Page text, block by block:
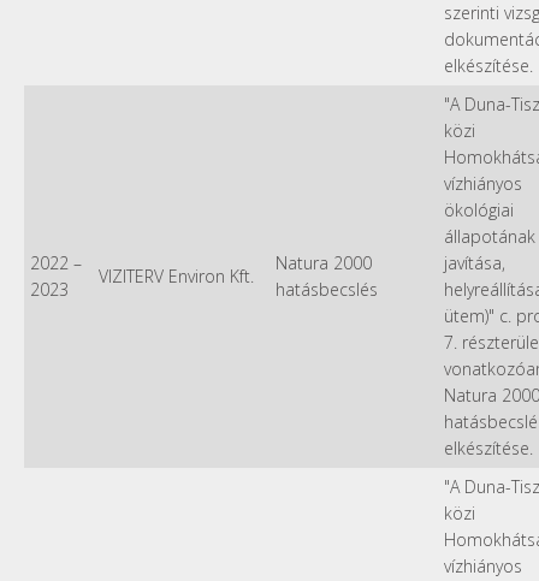
szerinti
elkészítése.
2022 –
2023
VIZITERV Environ Kft.
Natura 2000
hatásbecslés
"A Duna-
közi
vízhiányos
ökológiai
állapotának
javítása,
ütem)" c.
7.
Natura 2000
elkészítése.
"A Duna-
közi
vízhiányos